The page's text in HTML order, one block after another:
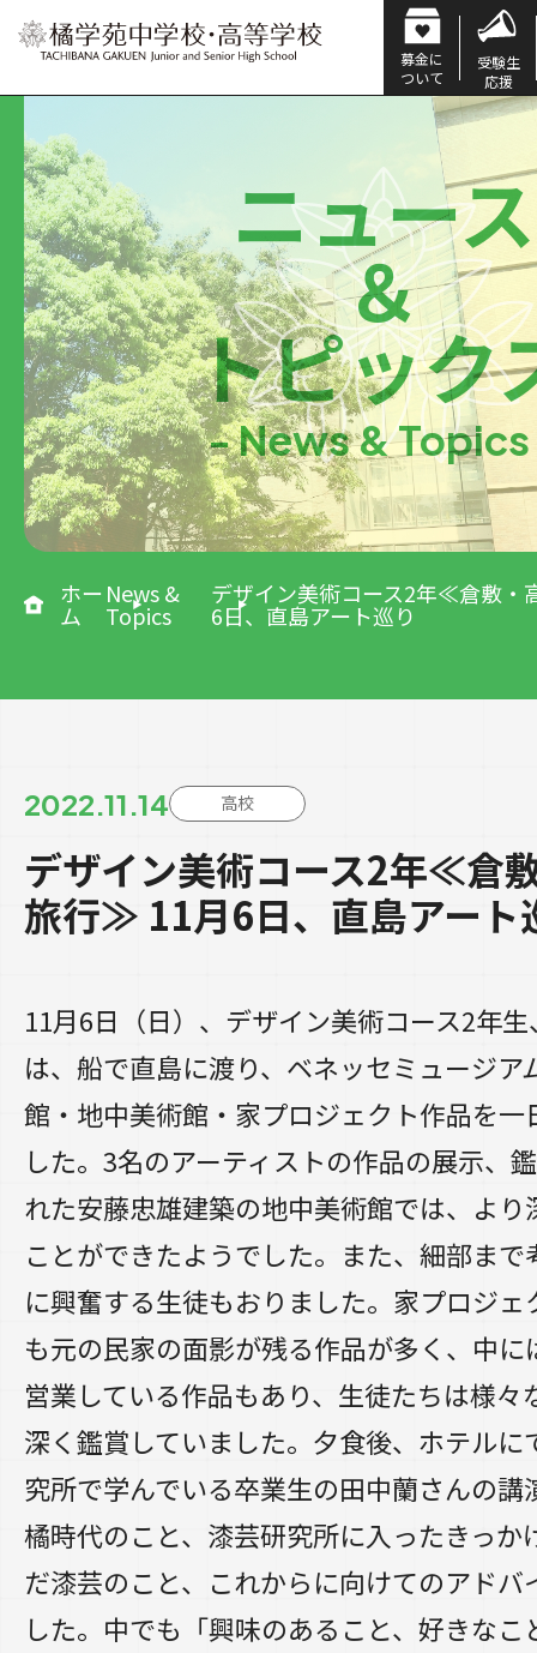
募金に
ついて
受験生
応援
ニュース
＆
トピック
- News &
ホー
ム
News &
Topics
デザイン美術コース2年≪倉敷・
6日、直島アート巡り
2022.11.14 高校
デザイン美術コース2年≪倉
旅行≫ 11月6日、直島アート
11月6日（日）、デザイン美術コース2年
は、船で直島に渡り、ベネッセミュージア
館・地中美術館・家プロジェクト作品を一
した。3名のアーティストの作品の展示、
れた安藤忠雄建築の地中美術館では、よ
ことができたようでした。また、細部ま
に興奮する生徒もおりました。家プロジ
も元の民家の面影が残る作品が多く、中に
営業している作品もあり、生徒たちは様々
深く鑑賞していました。夕食後、ホテルに
究所で学んでいる卒業生の田中蘭さんの講
橘時代のこと、漆芸研究所に入ったきっか
だ漆芸のこと、これからに向けてのアドバ
した。中でも「興味のあること、好きな